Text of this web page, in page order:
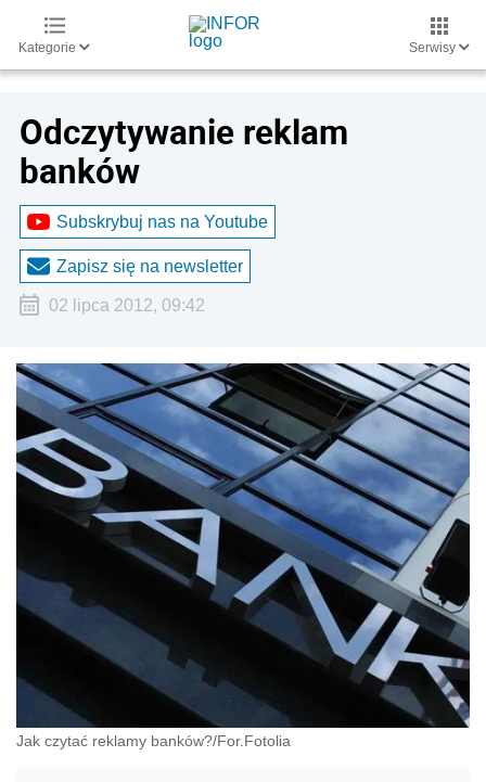
Kategorie Serwisy
Odczytywanie reklam
banków
Subskrybuj nas na Youtube
Zapisz się na newsletter
02 lipca 2012, 09:42
Jak czytać reklamy banków?/For.Fotolia